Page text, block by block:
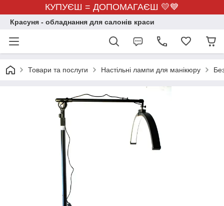
КУПУЄШ = ДОПОМАГАЄШ 💛💙
Красуня - обладнання для салонів краси
Товари та послуги Настільні лампи для манікюру